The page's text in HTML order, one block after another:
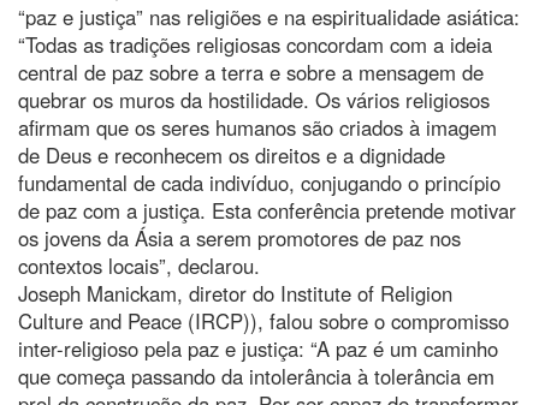
“paz e justiça” nas religiões e na espiritualidade asiática:
“Todas as tradições religiosas concordam com a ideia
central de paz sobre a terra e sobre a mensagem de
quebrar os muros da hostilidade. Os vários religiosos
afirmam que os seres humanos são criados à imagem
de Deus e reconhecem os direitos e a dignidade
fundamental de cada indivíduo, conjugando o princípio
de paz com a justiça. Esta conferência pretende motivar
os jovens da Ásia a serem promotores de paz nos
contextos locais”, declarou.
Joseph Manickam, diretor do Institute of Religion
Culture and Peace (IRCP)), falou sobre o compromisso
inter-religioso pela paz e justiça: “A paz é um caminho
que começa passando da intolerância à tolerância em